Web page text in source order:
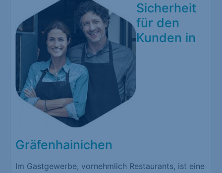
Sicherheit
für den
Kunden in
Gräfenhainichen
Im Gastgewerbe, vornehmlich Restaurants, ist eine